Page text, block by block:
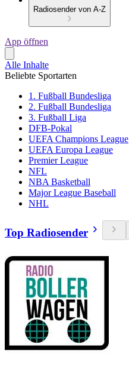
Radiosender von A-Z
App öffnen
Alle Inhalte
Beliebte Sportarten
1. Fußball Bundesliga
2. Fußball Bundesliga
3. Fußball Liga
DFB-Pokal
UEFA Champions League
UEFA Europa League
Premier League
NFL
NBA Basketball
Major League Baseball
NHL
Top Radiosender